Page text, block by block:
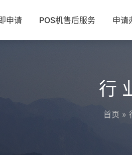
申请 POS机售后服务 申请
行
首页 »